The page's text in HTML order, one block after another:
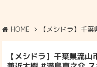
HOME 【メシドラ】千
【メシドラ】千葉県流